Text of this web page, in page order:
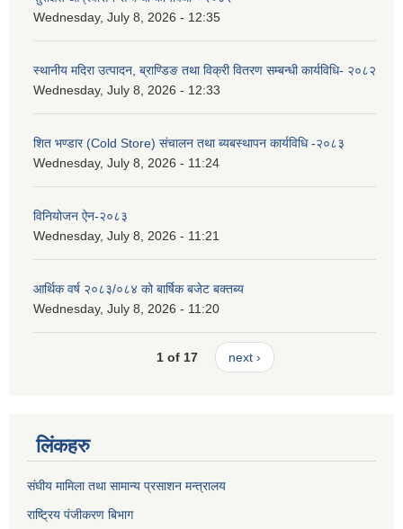
Wednesday, July 8, 2026 - 12:35
स्थानीय मदिरा उत्पादन, ब्राण्डिङ तथा विक्री वितरण सम्बन्धी कार्यविधि- २०८२
Wednesday, July 8, 2026 - 12:33
शित भण्डार (Cold Store) संचालन तथा ब्यबस्थापन कार्यविधि -२०८३
Wednesday, July 8, 2026 - 11:24
विनियोजन ऐन-२०८३
Wednesday, July 8, 2026 - 11:21
आर्थिक वर्ष २०८३/०८४ को बार्षिक बजेट बक्तब्य
Wednesday, July 8, 2026 - 11:20
1 of 17 next ›
लिंकहरु
संघीय मामिला तथा सामान्य प्रसाशन मन्त्रालय
राष्ट्रिय पंजीकरण बिभाग